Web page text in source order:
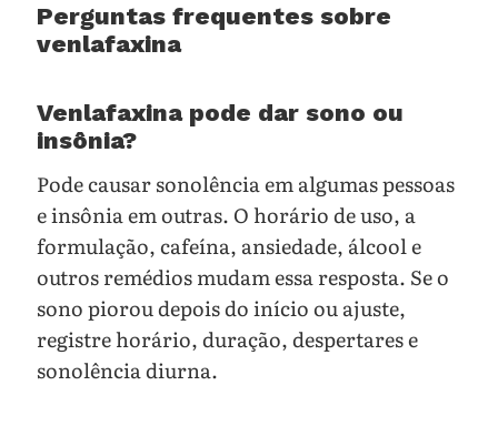
Perguntas frequentes sobre
venlafaxina
Venlafaxina pode dar sono ou
insônia?
Pode causar sonolência em algumas pessoas
e insônia em outras. O horário de uso, a
formulação, cafeína, ansiedade, álcool e
outros remédios mudam essa resposta. Se o
sono piorou depois do início ou ajuste,
registre horário, duração, despertares e
sonolência diurna.